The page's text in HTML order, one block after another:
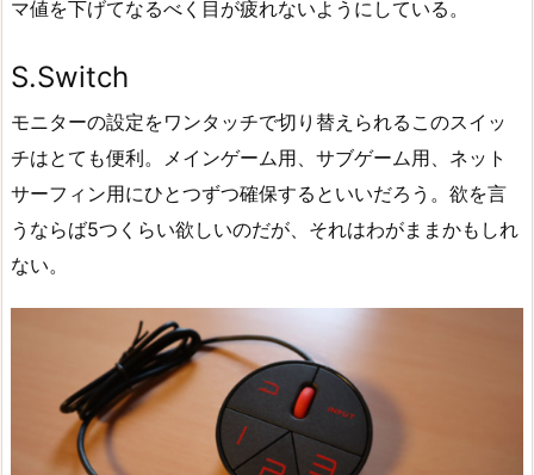
マ値を下げてなるべく目が疲れないようにしている。
S.Switch‎
モニターの設定をワンタッチで切り替えられるこのスイッ
チはとても便利。メインゲーム用、サブゲーム用、ネット
サーフィン用にひとつずつ確保するといいだろう。欲を言
うならば5つくらい欲しいのだが、それはわがままかもしれ
ない。